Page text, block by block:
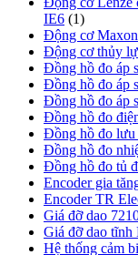
IE6 (1)
Động cơ
Động cơ thủy
Đồng hồ đo áp
Đồng hồ đo áp
Đồng hồ đo áp
Đồng hồ đo
Đồng hồ đo lưu
Đồng hồ đo
Đồng hồ đo tủ
Encoder gia
Encoder TR
Giá đỡ dao
Giá đỡ dao tĩnh
Hệ thống cảm